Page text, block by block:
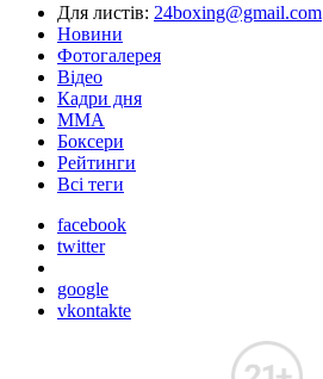
Для листів: 24boxing@gmail.com
Новини
Фотогалерея
Відео
Кадри дня
ММА
Боксери
Рейтинги
Всі теги
facebook
twitter
google
vkontakte